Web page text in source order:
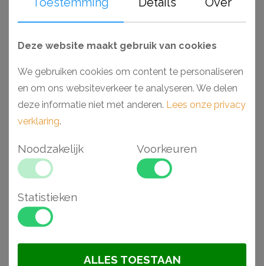
Orac C390 plafondlijst
6 x 10 x 200 cm
€ 71,72
3,1 x 15,5 x 200 cm
€ 93,77
Deze website maakt gebruik van cookies
We gebruiken cookies om content te personaliseren
en om ons websiteverkeer te analyseren. We delen
deze informatie niet met anderen. Lees onze privacy
verklaring.
Noodzakelijk Voorkeuren
Statistieken
ALLES TOESTAAN